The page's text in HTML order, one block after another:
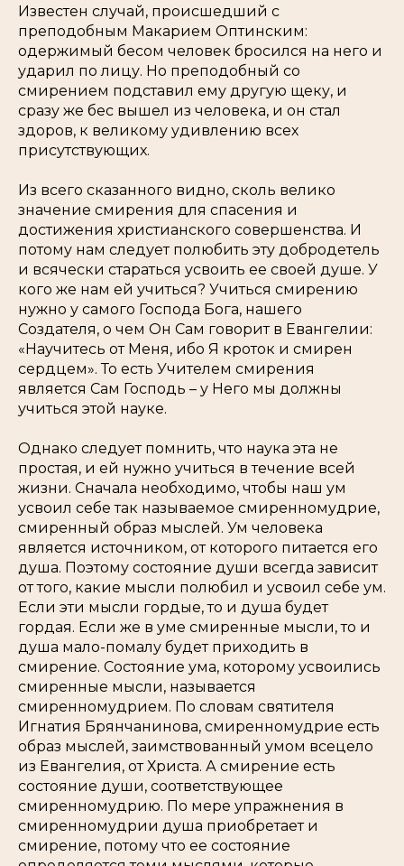
Известен случай, происшедший с
преподобным Макарием Оптинским:
одержимый бесом человек бросился на него и
ударил по лицу. Но преподобный со
смирением подставил ему другую щеку, и
сразу же бес вышел из человека, и он стал
здоров, к великому удивлению всех
присутствующих.
Из всего сказанного видно, сколь велико
значение смирения для спасения и
достижения христианского совершенства. И
потому нам следует полюбить эту добродетель
и всячески стараться усвоить ее своей душе. У
кого же нам ей учиться? Учиться смирению
нужно у самого Господа Бога, нашего
Создателя, о чем Он Сам говорит в Евангелии:
«Научитесь от Меня, ибо Я кроток и смирен
сердцем». То есть Учителем смирения
является Сам Господь – у Него мы должны
учиться этой науке.
Однако следует помнить, что наука эта не
простая, и ей нужно учиться в течение всей
жизни. Сначала необходимо, чтобы наш ум
усвоил себе так называемое смиренномудрие,
смиренный образ мыслей. Ум человека
является источником, от которого питается его
душа. Поэтому состояние души всегда зависит
от того, какие мысли полюбил и усвоил себе ум.
Если эти мысли гордые, то и душа будет
гордая. Если же в уме смиренные мысли, то и
душа мало-помалу будет приходить в
смирение. Состояние ума, которому усвоились
смиренные мысли, называется
смиренномудрием. По словам святителя
Игнатия Брянчанинова, смиренномудрие есть
образ мыслей, заимствованный умом всецело
из Евангелия, от Христа. А смирение есть
состояние души, соответствующее
смиренномудрию. По мере упражнения в
смиренномудрии душа приобретает и
смирение, потому что ее состояние